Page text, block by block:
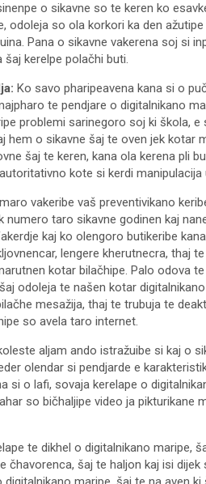
o sikavne so te keren ko
odoleja so ola korkori ka den
Pana o sikavne vakerena soj si
kerelpe polačhi buti.
Ko savo pharipeavena kana si o
te pendjare o digitalnikano
problemi sarinegoro soj ki škola,
hem o sikavne šaj te oven jek kotar
šaj te keren, kana ola kerena pli
kote si kerdi manipulacija
vakeribe vaš preventivikano
numero taro sikavne godinen kaj
kaj ko olengoro butikeribe
lengere kherutnecra, thaj
kotar bilačhipe. Palo odova
odoleja te našen kotar
mesažija, thaj te trubuja te
so avela taro internet.
aljam ando istražuibe si kaj o
olendar si pendjarde e
si o lafi, sovaja kerelape o
so bičhaljipe video ja pikturikane
te dikhel o digitalnikano maripe,
čhavorenca, šaj te haljon kaj isi